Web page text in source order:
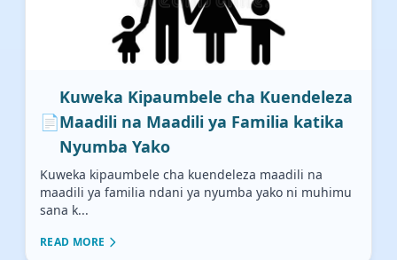
📄
Kuweka Kipaumbele cha Kuendeleza
Maadili na Maadili ya Familia katika
Nyumba Yako
Kuweka kipaumbele cha kuendeleza maadili na
maadili ya familia ndani ya nyumba yako ni muhimu
sana k...
READ MORE